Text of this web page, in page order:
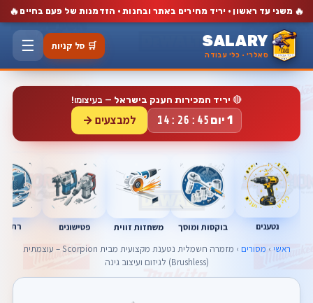
🔥 משני עד ראשון · יריד מחירים באתר ובחנות · הזדמנות של פעם בחיים 🔥
SALARY
סאלרי · כלי עבודה
🛒 סל קניות ☰
🔴 יריד המכירות הענק בישראל — בעיצומו!
1 יום 14:26:44 למבצעים →
נטענים בוקסות ומוסך משחזות זווית פטישונים
ראשי › מסורים
› מזמרה חשמלית נטענת מקצועית מבית Scorpion – עוצמתית
(Brushless) לגיזום ועיצוב גינה